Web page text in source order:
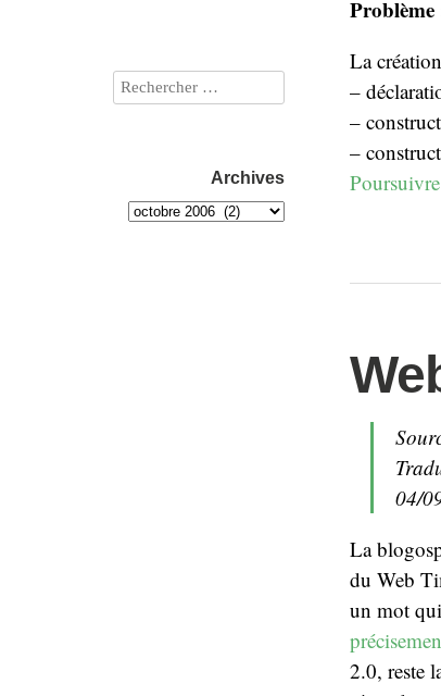
La
–
–
–
04/
La
du Web
un mot
2.0, reste
Archives